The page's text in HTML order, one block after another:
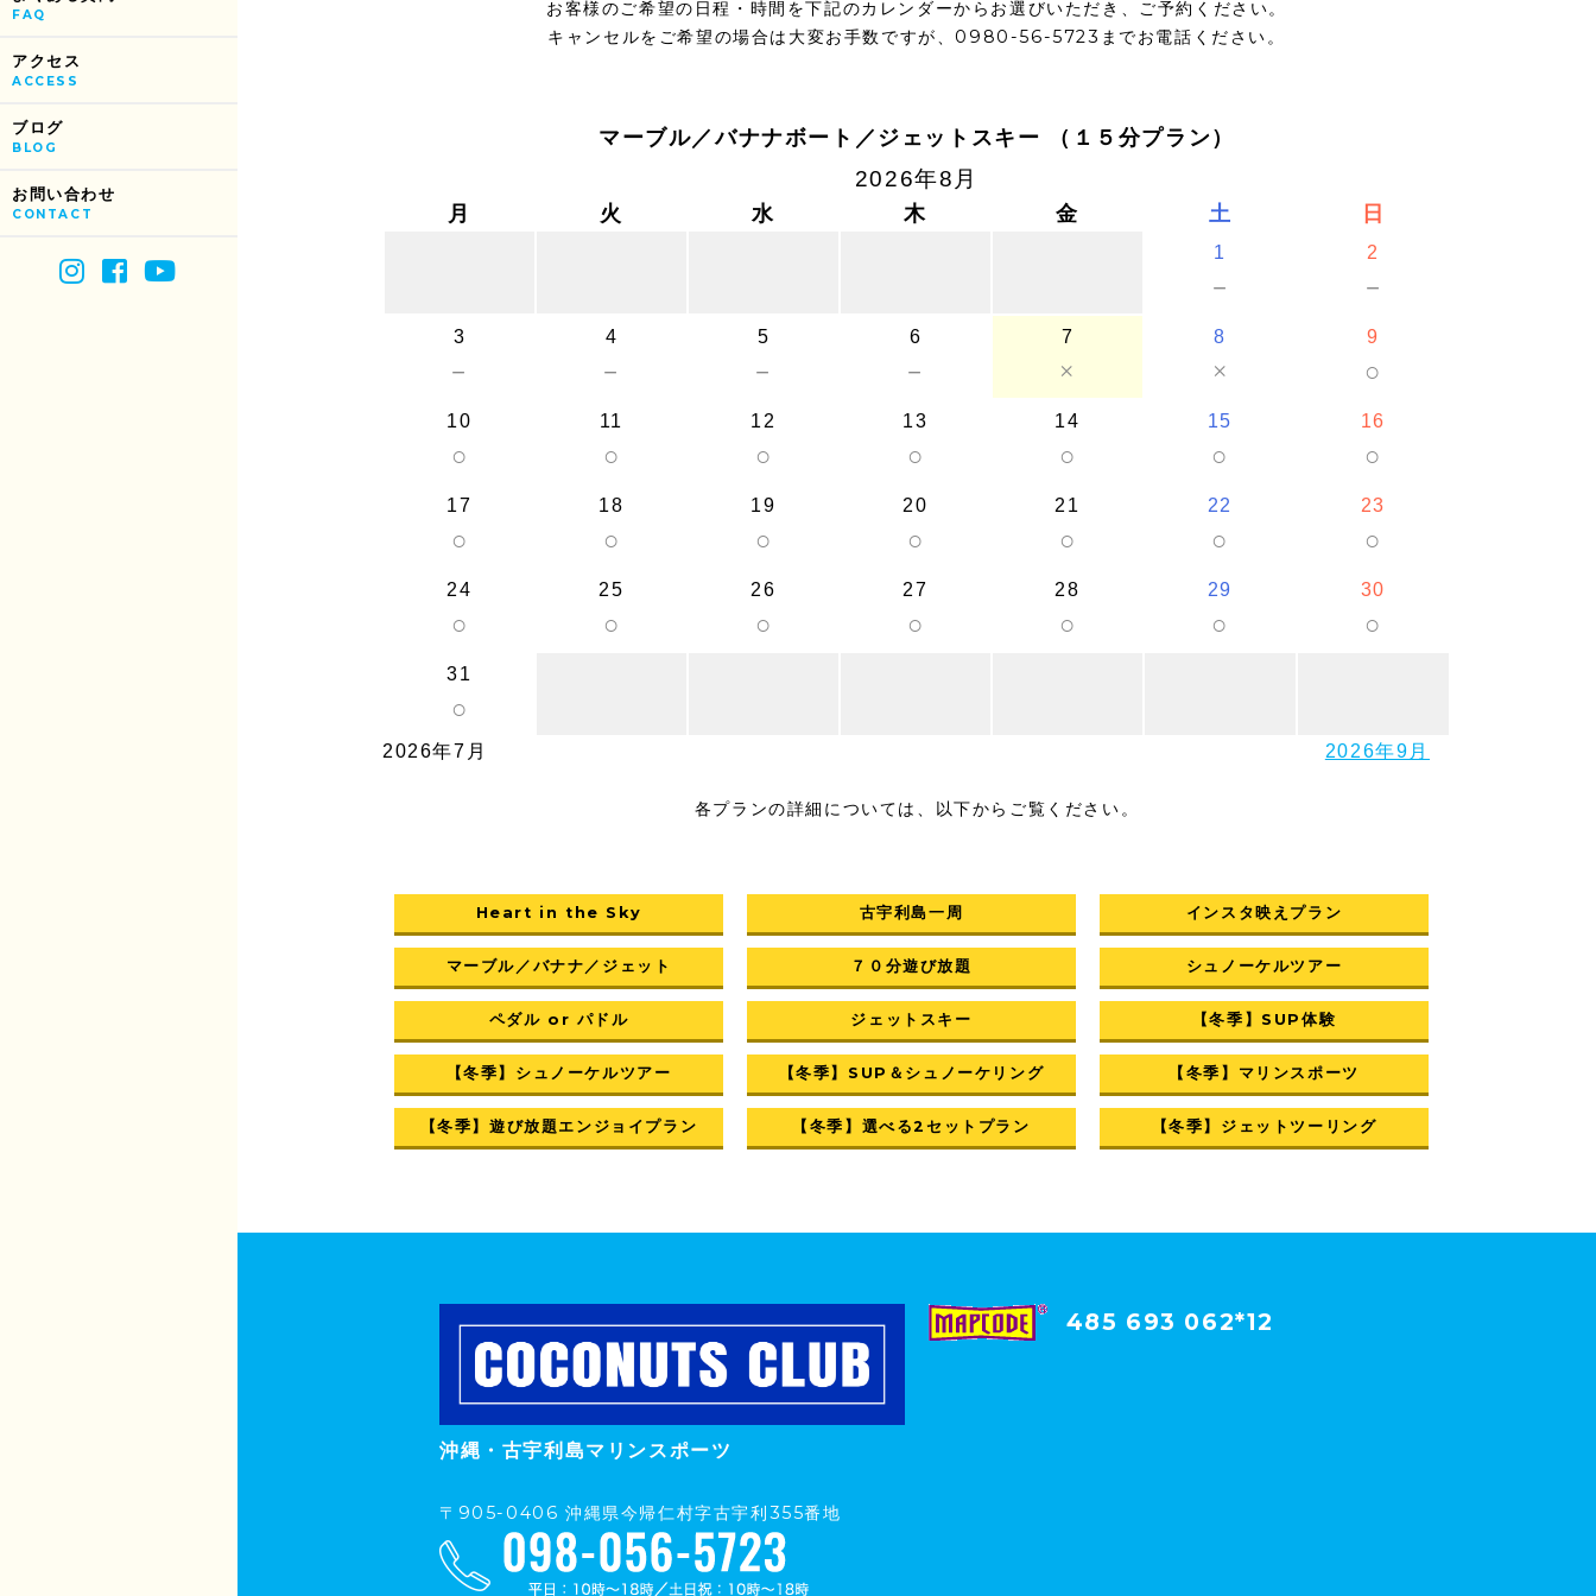
FAQ
アクセス
ACCESS
ブログ
BLOG
お問い合わせ
CONTACT
お客様のご希望の日程・時間を下記のカレンダーからお選びいただき、ご予約ください。
キャンセルをご希望の場合は大変お手数ですが、0980-56-5723までお電話ください。
マーブル／バナナボート／ジェットスキー （１５分プラン）
2026年8月
月 火 水 木 金 土 日
1
－
2
－
3
－
4
－
5
－
6
－
7
×
8
×
9
○
10
○
11
○
12
○
13
○
14
○
15
○
16
○
17
○
18
○
19
○
20
○
21
○
22
○
23
○
24
○
25
○
26
○
27
○
28
○
29
○
30
○
31
○
2026年7月 2026年9月
各プランの詳細については、以下からご覧ください。
Heart in the Sky 古宇利島一周 インスタ映えプラン
マーブル／バナナ／ジェット ７０分遊び放題 シュノーケルツアー
ペダル or パドル ジェットスキー 【冬季】SUP体験
【冬季】シュノーケルツアー 【冬季】SUP＆シュノーケリング 【冬季】マリンスポーツ
【冬季】遊び放題エンジョイプラン 【冬季】選べる2セットプラン 【冬季】ジェットツーリング
沖縄・古宇利島マリンスポーツ
〒905-0406 沖縄県今帰仁村字古宇利355番地
485 693 062*12